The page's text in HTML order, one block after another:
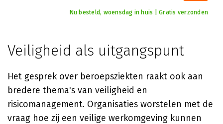
Nu besteld, woensdag in huis | Gratis verzonden
Veiligheid als uitgangspunt
Het gesprek over beroepsziekten raakt ook aan
bredere thema's van veiligheid en
risicomanagement. Organisaties worstelen met de
vraag hoe zij een veilige werkomgeving kunnen